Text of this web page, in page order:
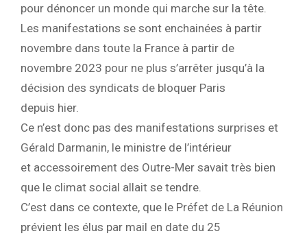
pour dénoncer un monde qui marche sur la tête.
Les manifestations se sont enchainées à partir
novembre dans toute la France à partir de
novembre 2023 pour ne plus s’arrêter jusqu’à la
décision des syndicats de bloquer Paris
depuis hier.
Ce n’est donc pas des manifestations surprises et
Gérald Darmanin, le ministre de l’intérieur
et accessoirement des Outre-Mer savait très bien
que le climat social allait se tendre.
C’est dans ce contexte, que le Préfet de La Réunion
prévient les élus par mail en date du 25